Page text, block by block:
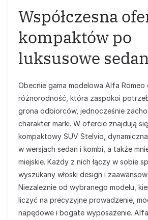
Współczesna
kompaktów po
luksusowe
Obecnie gama modelowa Alfa Romeo
różnorodność, która zaspokoi
grona odbiorców, jednocześnie
charakter marki. W ofercie znajdują
kompaktowy SUV Stelvio,
w wersjach sedan i kombi, a także
miejskie. Każdy z nich łączy w sobie
wyszukany włoski design i
Niezależnie od wybranego modelu,
liczyć na precyzyjne prowadzenie,
napędowe i bogate wyposażenie.